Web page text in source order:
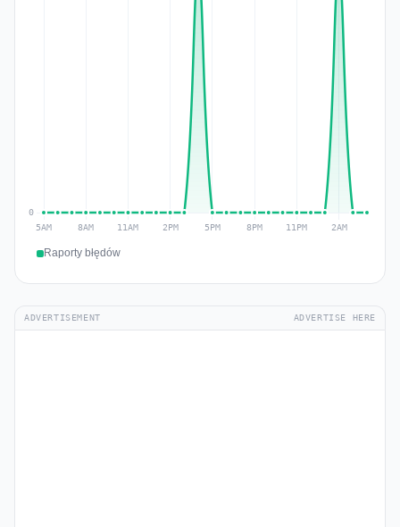
Raporty błędów
ADVERTISEMENT ADVERTISE HERE